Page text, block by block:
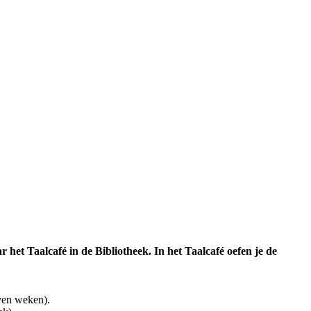
het Taalcafé in de Bibliotheek. In het Taalcafé oefen je de
weken).